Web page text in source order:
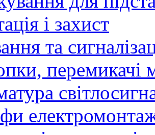
і захист
та
перемикачі